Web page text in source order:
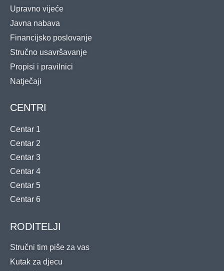
Upravno vijeće
Javna nabava
Financijsko poslovanje
Stručno usavršavanje
Propisi i pravilnici
Natječaji
CENTRI
Centar 1
Centar 2
Centar 3
Centar 4
Centar 5
Centar 6
RODITELJI
Stručni tim piše za vas
Kutak za djecu